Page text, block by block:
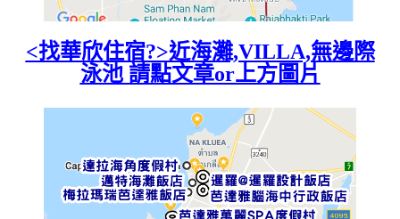
<找華欣住宿?>近海灘,VILLA,無邊際
泳池 請點文章or上方圖片